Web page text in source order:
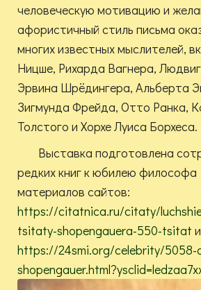
человеческую мотивацию и
афористичный стиль письма
многих известных мыслителей,
Ницше, Рихарда Вагнера,
Эрвина Шрёдингера, Альберта
Зигмунда Фрейда, Отто Ранка,
Толстого и Хорхе Луиса Борхеса.
Выставка подготовлена
редких книг к юбилею философа
материалов сайтов:
https://citatnica.ru/citaty/
tsitaty-shopengauera-550-tsitat и
https://24smi.org/celebrity/5058-